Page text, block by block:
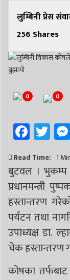
# सिद्धबाबा # बुटवल
लुम्बिनी प्रेस
256 Shares
0 0
Read Time: 1
बुटवल । भुकम्प
प्रधानमन्त्री
हस्तान्तरण
पर्यटन तथा
उपाध्यक्ष डा.
चेक हस्तान्तरण
कोषका